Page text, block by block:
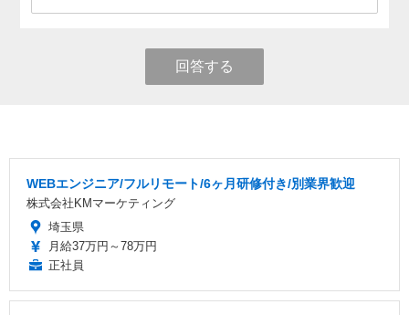
回答する
WEBエンジニア/フルリモート/6ヶ月研修付き/別業界歓迎
株式会社KMマーケティング
埼玉県
月給37万円～78万円
正社員